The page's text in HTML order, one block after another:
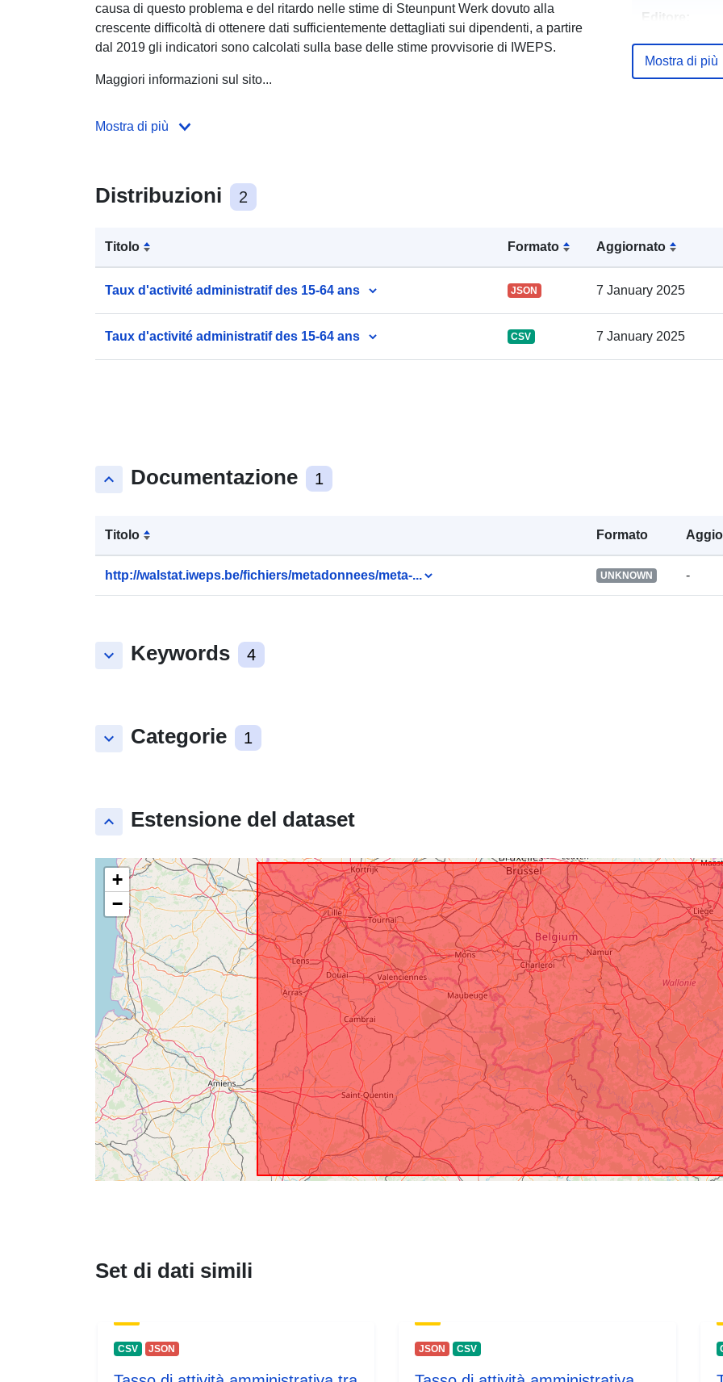
causa di questo problema e del ritardo nelle stime di Steunpunt Werk dovuto alla
crescente difficoltà di ottenere dati sufficientemente dettagliati sui dipendenti, a partire
dal 2019 gli indicatori sono calcolati sulla base delle stime provvisorie di IWEPS.
Maggiori informazioni sul sito...
Mostra di più
Distribuzioni 2
Titolo Formato Aggiornato
Taux d'activité administratif des 15-64 ans JSON 7 January 2025
Taux d'activité administratif des 15-64 ans CSV 7 January 2025
keyboard_arrow_up Documentazione 1
Titolo Formato
http://walstat.iweps.be/fichiers/metadonnees/meta-... UNKNOWN -
keyboard_arrow_down Keywords 4
keyboard_arrow_down Categorie 1
keyboard_arrow_up Estensione del dataset
+
−
Editore:
Punti di
Spaziale:
Copertura
temporale:
Mostra di più
Set di dati simili
CSV JSON JSON CSV